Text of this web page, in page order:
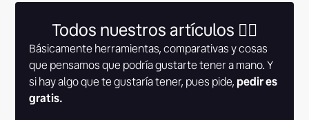
Todos nuestros artículos 👇🏾
Básicamente herramientas, comparativas y cosas
que pensamos que podría gustarte tener a mano. Y
si hay algo que te gustaría tener, pues pide, pedir es
gratis.